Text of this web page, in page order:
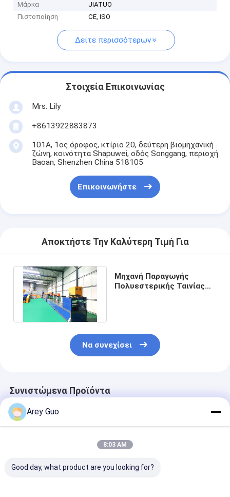
Μάρκα
JIATUO
Πιστοποίηση
CE, ISO
Δείτε περισσότερων
Στοιχεία Επικοινωνίας
Mrs. Lily
+8613922883873
101Α, 1ος όροφος, κτίριο 20, δεύτερη βιομηχανική
ζώνη, κοινότητα Shapuwei, οδός Songgang, περιοχή
Baoan, Shenzhen China 518105
Επικοινωνήστε
Αποκτήστε Την Καλύτερη Τιμή Για
Μηχανή Παραγωγής
Πολυεστερικής Ταινίας
Να συνεχίσει
Συνιστώμενα Προϊόντα
Arey Guo
8:03 AM
Good day, what product are you looking for?